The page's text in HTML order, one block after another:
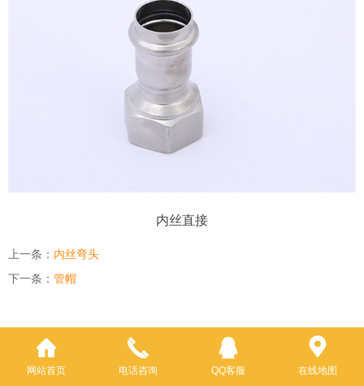
内丝直接
上一条： 内丝弯头
下一条： 管帽
网站首页 电话咨询 QQ客服 在线地图